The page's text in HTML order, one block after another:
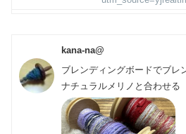
kana-na@
ブレンディングボードでブレ
ナチュラルメリノと合わせる